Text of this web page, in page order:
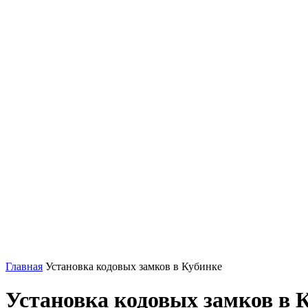
Главная Установка кодовых замков в Кубинке
Установка кодовых замков в